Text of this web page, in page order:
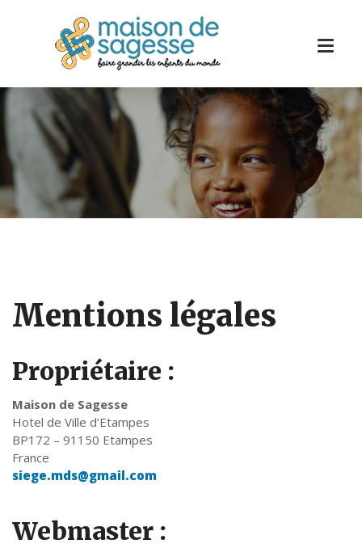
Mentions légales
Propriétaire :
Maison de Sagesse
Hotel de Ville d’Etampes
BP172 – 91150 Etampes
France
siege.mds@gmail.com
Webmaster :